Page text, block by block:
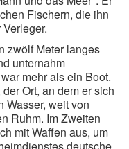
Fischern, die ihn
zwölf Meter langes
unternahm
mehr als ein Boot.
Ort, an dem er sich
Wasser, weit von
Ruhm. Im Zweiten
mit Waffen aus, um